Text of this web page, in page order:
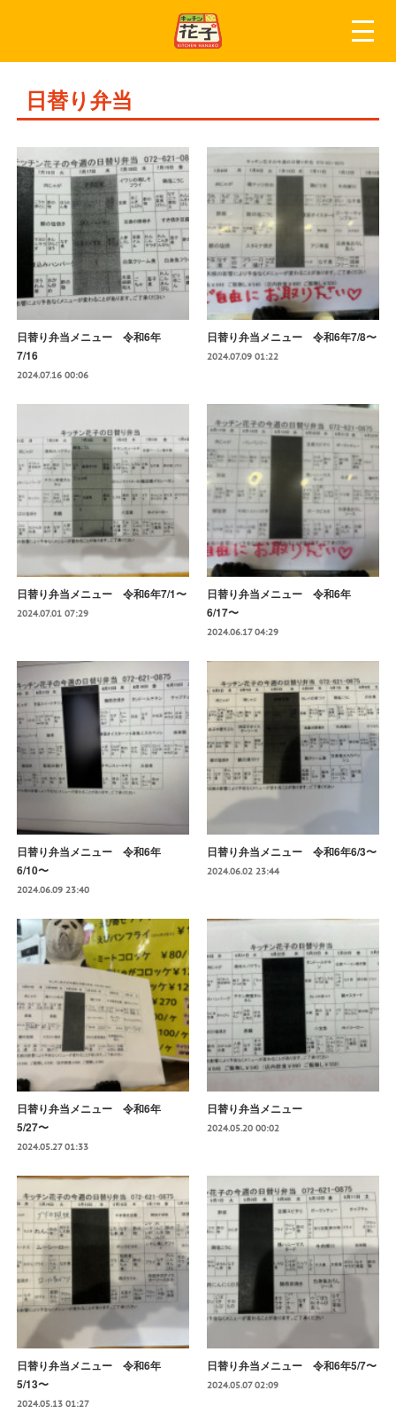
日替り弁当
日替り弁当メニュー 令和6年
7/16
2024.07.16 00:06
日替り弁当メニュー 令和6年7/8〜
2024.07.09 01:22
日替り弁当メニュー 令和6年7/1〜
2024.07.01 07:29
日替り弁当メニュー 令和6年
6/17〜
2024.06.17 04:29
日替り弁当メニュー 令和6年
6/10〜
2024.06.09 23:40
日替り弁当メニュー 令和6年6/3〜
2024.06.02 23:44
日替り弁当メニュー 令和6年
5/27〜
2024.05.27 01:33
日替り弁当メニュー
2024.05.20 00:02
日替り弁当メニュー 令和6年
5/13〜
2024.05.13 01:27
日替り弁当メニュー 令和6年5/7〜
2024.05.07 02:09